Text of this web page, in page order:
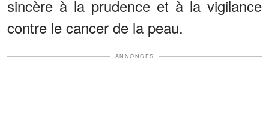
sincère à la prudence et à la vigilance
contre le cancer de la peau.
ANNONCES